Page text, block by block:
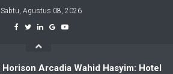
Sabtu, Agustus 08, 2026
Horison Arcadia Wahid Hasyim: Hotel